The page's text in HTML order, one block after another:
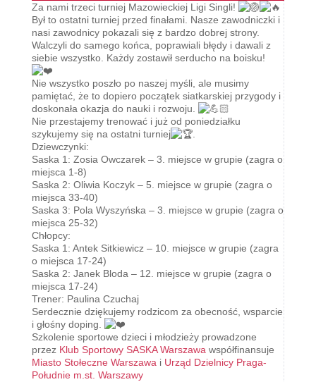
Za nami trzeci turniej Mazowieckiej Ligi Singli!
Był to ostatni turniej przed finałami. Nasze zawodniczki i
nasi zawodnicy pokazali się z bardzo dobrej strony.
Walczyli do samego końca, poprawiali błędy i dawali z
siebie wszystko. Każdy zostawił serducho na boisku!
Nie wszystko poszło po naszej myśli, ale musimy
pamiętać, że to dopiero początek siatkarskiej przygody i
doskonała okazja do nauki i rozwoju.
Nie przestajemy trenować i już od poniedziałku
szykujemy się na ostatni turniej
.
Dziewczynki:
Saska 1: Zosia Owczarek – 3. miejsce w grupie (zagra o
miejsca 1-8)
Saska 2: Oliwia Koczyk – 5. miejsce w grupie (zagra o
miejsca 33-40)
Saska 3: Pola Wyszyńska – 3. miejsce w grupie (zagra o
miejsca 25-32)
Chłopcy:
Saska 1: Antek Sitkiewicz – 10. miejsce w grupie (zagra
o miejsca 17-24)
Saska 2: Janek Bloda – 12. miejsce w grupie (zagra o
miejsca 17-24)
Trener: Paulina Czuchaj
Serdecznie dziękujemy rodzicom za obecność, wsparcie
i głośny doping.
Szkolenie sportowe dzieci i młodzieży prowadzone
przez Klub Sportowy SASKA Warszawawspółfinansuje
Miasto Stołeczne Warszawai Urząd Dzielnicy Praga-
Południe m.st. Warszawy